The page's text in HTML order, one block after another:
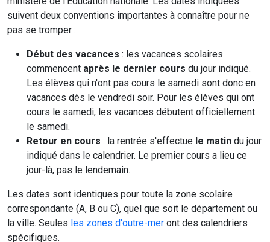
suivent deux conventions importantes à connaître pour ne
pas se tromper :
Début des vacances : les vacances scolaires
commencent après le dernier cours du jour indiqué.
Les élèves qui n'ont pas cours le samedi sont donc en
vacances dès le vendredi soir. Pour les élèves qui ont
cours le samedi, les vacances débutent officiellement
le samedi.
Retour en cours : la rentrée s'effectue le matin du jour
indiqué dans le calendrier. Le premier cours a lieu ce
jour-là, pas le lendemain.
Les dates sont identiques pour toute la zone scolaire
correspondante (A, B ou C), quel que soit le département ou
la ville. Seules les zones d'outre-mer ont des calendriers
spécifiques.